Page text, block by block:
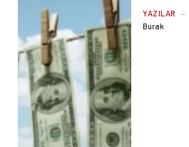
YAZILAR
Burak